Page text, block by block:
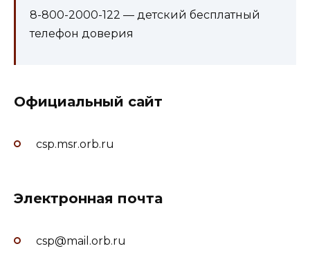
8-800-2000-122 — детский бесплатный
телефон доверия
Официальный сайт
csp.msr.orb.ru
Электронная почта
csp@mail.orb.ru